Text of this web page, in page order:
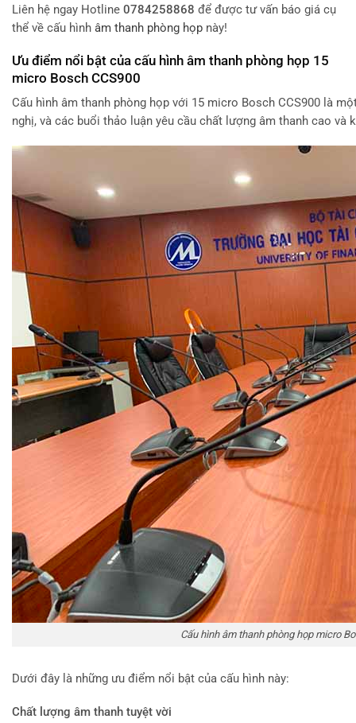
Liên hệ ngay Hotline 0784258868 để được tư vấn báo giá cụ
thể về cấu hình âm thanh phòng họp này!
Ưu điểm nổi bật của cấu hình âm thanh phòng họp 15
micro Bosch CCS900
Cấu hình âm thanh phòng họp với 15 micro Bosch CCS900 là
nghị, và các buổi thảo luận yêu cầu chất lượng âm thanh cao và
Cấu hình âm thanh phòng họp micro
Dưới đây là những ưu điểm nổi bật của cấu hình này:
Chất lượng âm thanh tuyệt vời